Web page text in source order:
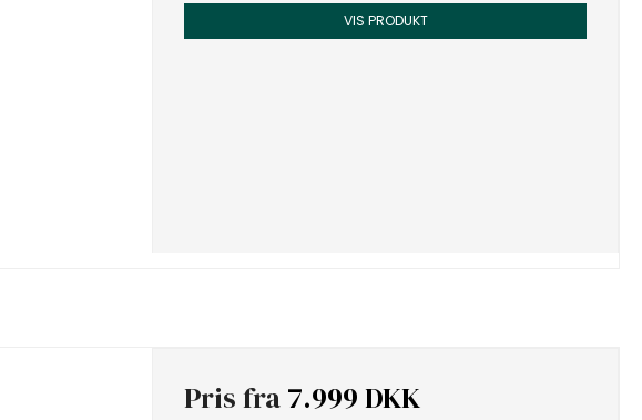
VIS PRODUKT
Pris fra7.999 DKK